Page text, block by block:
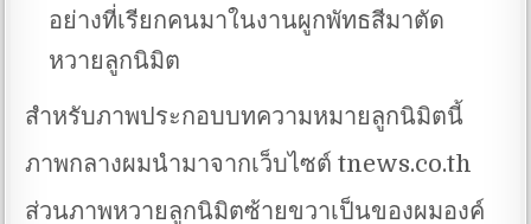
อย่างที่เรียกคนมาในงานผูกพัทธสีมาตัด
หวายลูกนิมิต
สำหรับภาพประกอบบทความหมายลูกนิมิตนี้
ภาพกลางผมนำมาจากเว็บไซต์ tnews.co.th
ส่วนภาพหวายลูกนิมิตซ้ายขวาเป็นของผมองค์